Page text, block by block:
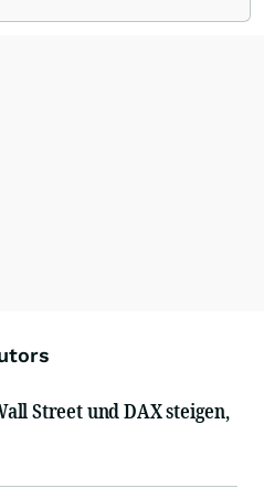
Die Fachjournalisten
Street und DAX steigen,